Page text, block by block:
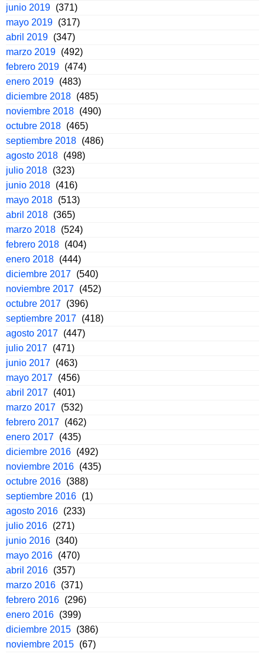
junio 2019 (371)
mayo 2019 (317)
abril 2019 (347)
marzo 2019 (492)
febrero 2019 (474)
enero 2019 (483)
diciembre 2018 (485)
noviembre 2018 (490)
octubre 2018 (465)
septiembre 2018 (486)
agosto 2018 (498)
julio 2018 (323)
junio 2018 (416)
mayo 2018 (513)
abril 2018 (365)
marzo 2018 (524)
febrero 2018 (404)
enero 2018 (444)
diciembre 2017 (540)
noviembre 2017 (452)
octubre 2017 (396)
septiembre 2017 (418)
agosto 2017 (447)
julio 2017 (471)
junio 2017 (463)
mayo 2017 (456)
abril 2017 (401)
marzo 2017 (532)
febrero 2017 (462)
enero 2017 (435)
diciembre 2016 (492)
noviembre 2016 (435)
octubre 2016 (388)
septiembre 2016 (1)
agosto 2016 (233)
julio 2016 (271)
junio 2016 (340)
mayo 2016 (470)
abril 2016 (357)
marzo 2016 (371)
febrero 2016 (296)
enero 2016 (399)
diciembre 2015 (386)
noviembre 2015 (67)